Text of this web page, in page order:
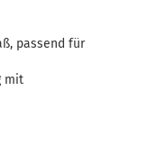
passend für
mit